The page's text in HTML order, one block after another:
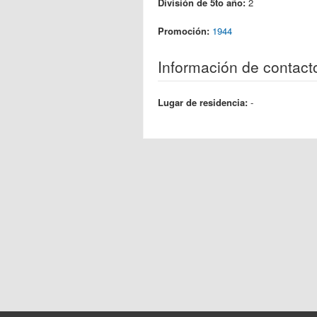
Promoción: 1944
Información de
Lugar de residencia: -